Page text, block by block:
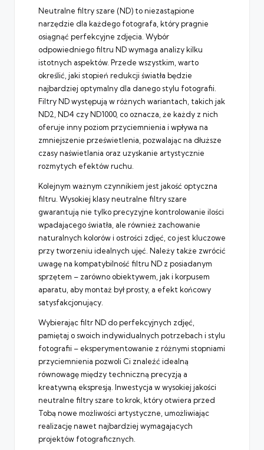
Neutralne filtry szare (ND) to niezastąpione
narzędzie dla każdego fotografa, który pragnie
osiągnąć perfekcyjne zdjęcia. Wybór
odpowiedniego filtru ND wymaga analizy kilku
istotnych aspektów. Przede wszystkim, warto
określić, jaki stopień redukcji światła będzie
najbardziej optymalny dla danego stylu fotografii.
Filtry ND występują w różnych wariantach, takich jak
ND2, ND4 czy ND1000, co oznacza, że każdy z nich
oferuje inny poziom przyciemnienia i wpływa na
zmniejszenie prześwietlenia, pozwalając na dłuższe
czasy naświetlania oraz uzyskanie artystycznie
rozmytych efektów ruchu.
Kolejnym ważnym czynnikiem jest jakość optyczna
filtru. Wysokiej klasy neutralne filtry szare
gwarantują nie tylko precyzyjne kontrolowanie ilości
wpadającego światła, ale również zachowanie
naturalnych kolorów i ostrości zdjęć, co jest kluczowe
przy tworzeniu idealnych ujęć. Należy także zwrócić
uwagę na kompatybilność filtru ND z posiadanym
sprzętem – zarówno obiektywem, jak i korpusem
aparatu, aby montaż był prosty, a efekt końcowy
satysfakcjonujący.
Wybierając filtr ND do perfekcyjnych zdjęć,
pamiętaj o swoich indywidualnych potrzebach i stylu
fotografii – eksperymentowanie z różnymi stopniami
przyciemnienia pozwoli Ci znaleźć idealną
równowagę między techniczną precyzją a
kreatywną ekspresją. Inwestycja w wysokiej jakości
neutralne filtry szare to krok, który otwiera przed
Tobą nowe możliwości artystyczne, umożliwiając
realizację nawet najbardziej wymagających
projektów fotograficznych.